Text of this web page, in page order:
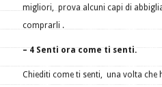
migliori, prova alcuni capi di
comprarli .
– 4 Senti ora come ti senti.
Chiediti come ti senti, una volta che